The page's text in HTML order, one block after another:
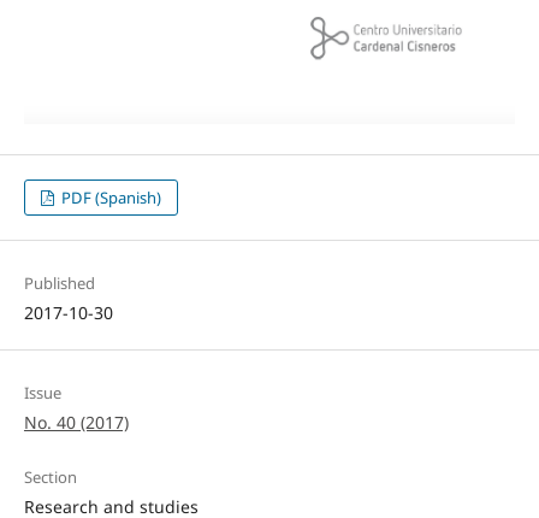
PDF (Spanish)
Published
2017-10-30
Issue
No. 40 (2017)
Section
Research and studies